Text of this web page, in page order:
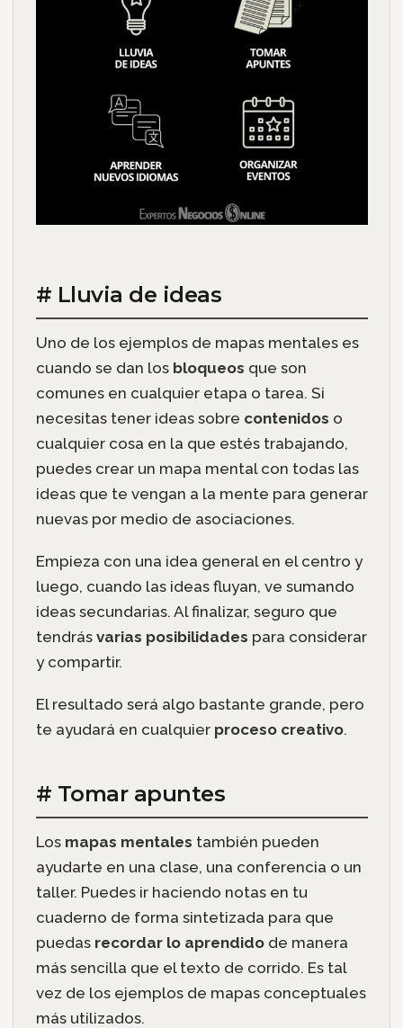
# Lluvia de ideas
Uno de los ejemplos de mapas mentales es
cuando se dan los bloqueos que son
comunes en cualquier etapa o tarea. Si
necesitas tener ideas sobre contenidos o
cualquier cosa en la que estés trabajando,
puedes crear un mapa mental con todas las
ideas que te vengan a la mente para generar
nuevas por medio de asociaciones.
Empieza con una idea general en el centro y
luego, cuando las ideas fluyan, ve sumando
ideas secundarias. Al finalizar, seguro que
tendrás varias posibilidades para considerar
y compartir.
El resultado será algo bastante grande, pero
te ayudará en cualquier proceso creativo.
# Tomar apuntes
Los mapas mentales también pueden
ayudarte en una clase, una conferencia o un
taller. Puedes ir haciendo notas en tu
cuaderno de forma sintetizada para que
puedas recordar lo aprendido de manera
más sencilla que el texto de corrido. Es tal
vez de los ejemplos de mapas conceptuales
más utilizados.